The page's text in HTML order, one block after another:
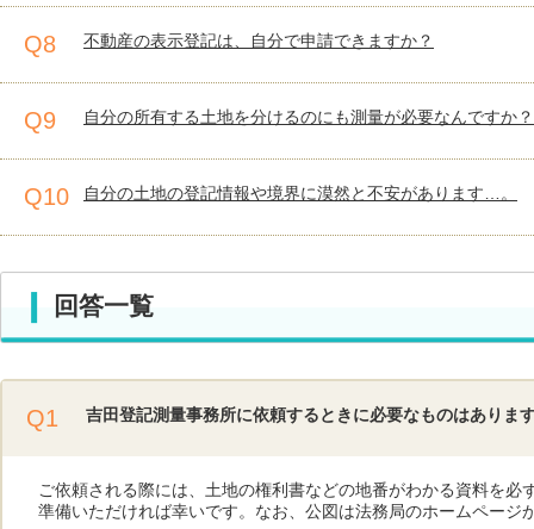
Q8 不動産の表示登記は、自分で申請できますか？
Q9 自分の所有する土地を分けるのにも測量が必要なんですか？
Q10 自分の土地の登記情報や境界に漠然と不安があります…。
回答一覧
Q1 吉田登記測量事務所に依頼するときに必要なものはありま
ご依頼される際には、土地の権利書などの地番がわかる資料を
準備いただければ幸いです。なお、公図は法務局のホームページ